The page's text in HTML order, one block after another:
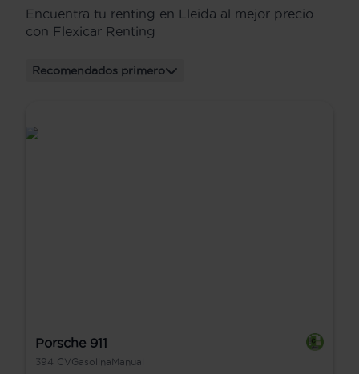
Encuentra tu renting en Lleida al mejor precio
con Flexicar Renting
Recomendados primero
Porsche 911
394 CVGasolinaManual